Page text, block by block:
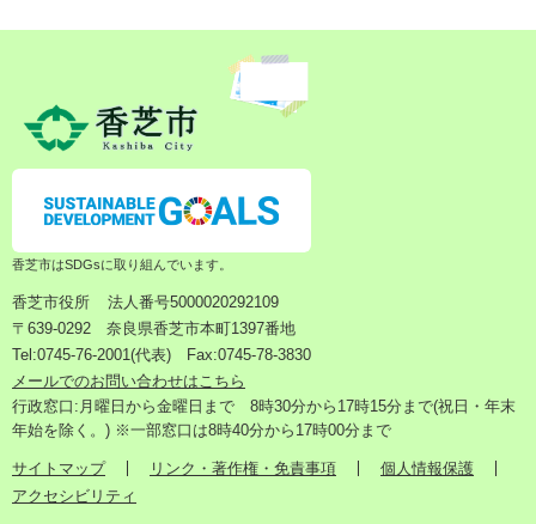
香芝市はSDGsに取り組んでいます。
香芝市役所
法人番号5000020292109
〒639-0292 奈良県香芝市本町1397番地
Tel:0745-76-2001(代表) Fax:0745-78-3830
メールでのお問い合わせはこちら
行政窓口:月曜日から金曜日まで 8時30分から17時15分まで(祝日・年末
年始を除く。) ※一部窓口は8時40分から17時00分まで
サイトマップ リンク・著作権・免責事項
個人情報保護
アクセシビリティ